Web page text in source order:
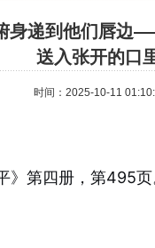
身递到他们唇边
送入张开的口
时间：2025-10-11
》第四册，第495